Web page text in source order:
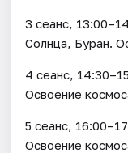
3 сеанс,
Солнца, Буран.
4 сеанс,
Освоение
5 сеанс,
Освоение